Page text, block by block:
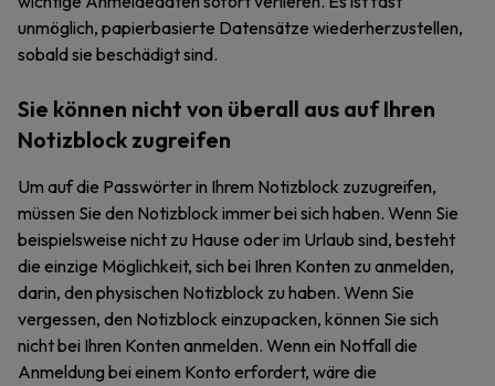
unmöglich, papierbasierte Datensätze wiederherzustellen,
sobald sie beschädigt sind.
Sie können nicht von überall aus auf Ihren
Notizblock zugreifen
Um auf die Passwörter in Ihrem Notizblock zuzugreifen,
müssen Sie den Notizblock immer bei sich haben. Wenn Sie
beispielsweise nicht zu Hause oder im Urlaub sind, besteht
die einzige Möglichkeit, sich bei Ihren Konten zu anmelden,
darin, den physischen Notizblock zu haben. Wenn Sie
vergessen, den Notizblock einzupacken, können Sie sich
nicht bei Ihren Konten anmelden. Wenn ein Notfall die
Anmeldung bei einem Konto erfordert, wäre die